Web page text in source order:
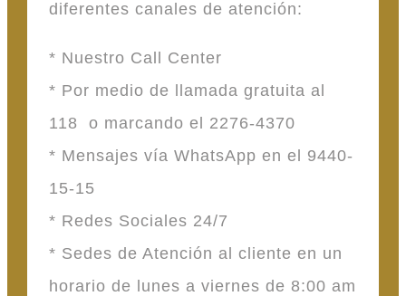
diferentes canales de atención:
* Nuestro Call Center
* Por medio de llamada gratuita al
118 o marcando el 2276-4370
* Mensajes vía WhatsApp en el 9440-
15-15
* Redes Sociales 24/7
* Sedes de Atención al cliente en un
horario de lunes a viernes de 8:00 am